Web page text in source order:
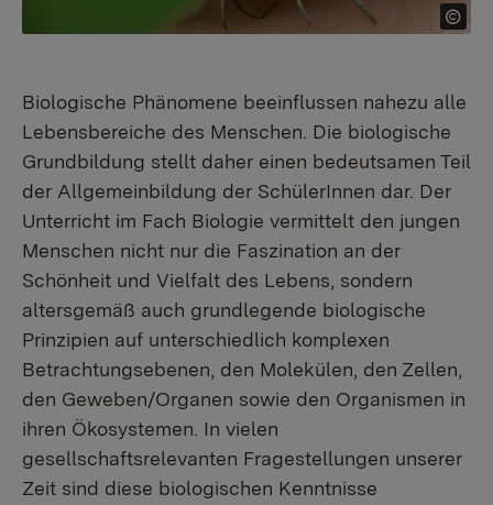
Biologische Phänomene beeinflussen nahezu alle
Lebensbereiche des Menschen. Die biologische
Grundbildung stellt daher einen bedeutsamen Teil
der Allgemeinbildung der SchülerInnen dar. Der
Unterricht im Fach Biologie vermittelt den jungen
Menschen nicht nur die Faszination an der
Schönheit und Vielfalt des Lebens, sondern
altersgemäß auch grundlegende biologische
Prinzipien auf unterschiedlich komplexen
Betrachtungsebenen, den Molekülen, den Zellen,
den Geweben/Organen sowie den Organismen in
ihren Ökosystemen. In vielen
gesellschaftsrelevanten Fragestellungen unserer
Zeit sind diese biologischen Kenntnisse